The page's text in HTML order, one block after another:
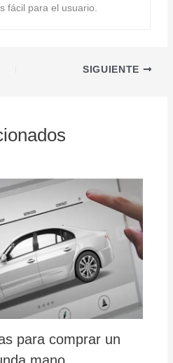
fácil para el usuario.
SIGUIENTE
para comprar un